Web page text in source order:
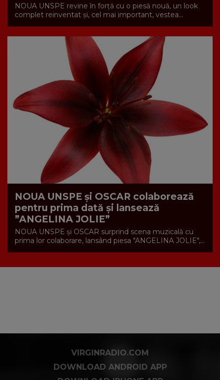
NOUA UNSPE revine în forță cu o piesă nouă, un look
complet reinventat și, cel mai important, vestea...
NOUA UNSPE și OSCAR colaborează
pentru prima dată și lansează
”ANGELINA JOLIE”
NOUA UNSPE și OSCAR surprind scena muzicală cu
prima lor colaborare, lansând piesa "ANGELINA JOLIE",...
VIRGINRADIO.COM
DOWNLOAD ANDROID APP